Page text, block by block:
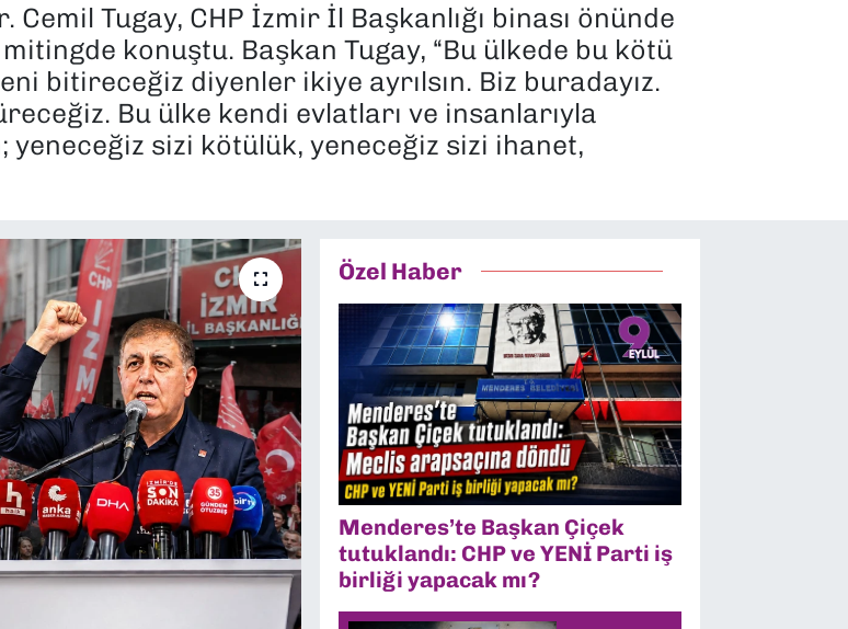
Tugay, CHP İzmir İl Başkanlığı binası önünde
konuştu. Başkan Tugay, “Bu ülkede bu kötü
bitireceğiz diyenler ikiye ayrılsın. Biz buradayız.
Bu ülke kendi evlatları ve insanlarıyla
yeneceğiz sizi kötülük, yeneceğiz sizi ihanet,
Özel Haber
Menderes’te Başkan Çiçek
tutuklandı: CHP ve YENİ Parti iş
birliği yapacak mı?